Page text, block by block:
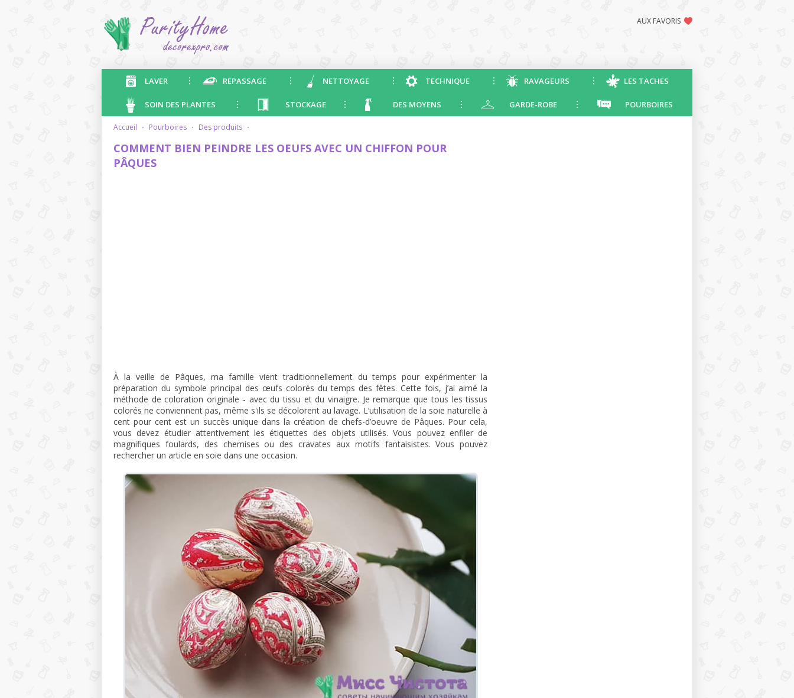
AUX FAVORIS
LAVER REPASSAGE NETTOYAGE TECHNIQUE RAVAGEURS LES TACHES
SOIN DES PLANTES STOCKAGE DES MOYENS GARDE-ROBE POURBOIRES
accueil · pourboires · des produits ·
COMMENT BIEN PEINDRE LES OEUFS AVEC UN CHIFFON POUR
PÂQUES
À la veille de Pâques, ma famille vient traditionnellement du temps pour expérimenter la
préparation du symbole principal des œufs colorés du temps des fêtes. Cette fois, j’ai aimé la
méthode de coloration originale - avec du tissu et du vinaigre. Je remarque que tous les tissus
colorés ne conviennent pas, même s'ils se décolorent au lavage. L’utilisation de la soie naturelle à
cent pour cent est un succès unique dans la création de chefs-d’oeuvre de Pâques. Pour cela,
vous devez étudier attentivement les étiquettes des objets utilisés. Vous pouvez enfiler de
magnifiques foulards, des chemises ou des cravates aux motifs fantaisistes. Vous pouvez
rechercher un article en soie dans une occasion.